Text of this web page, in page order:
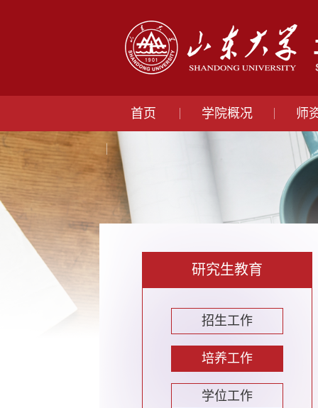
首页 学院概况 师
研究生教育
招生工作
培养工作
学位工作